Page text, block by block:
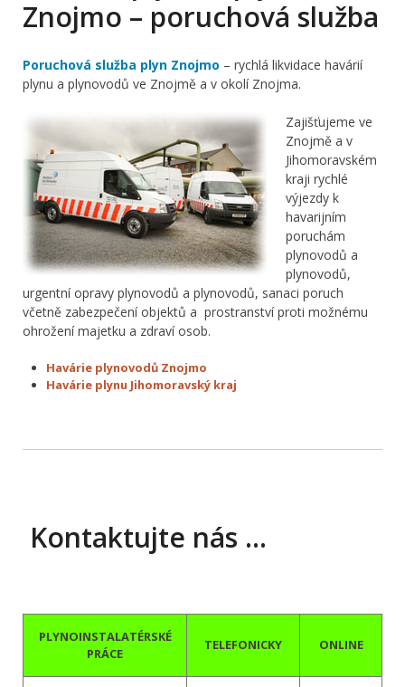
Znojmo – poruchová služba
Poruchová služba plyn Znojmo – rychlá likvidace havárií
plynu a plynovodů ve Znojmě a v okolí Znojma.
Zajišťujeme ve
Znojmě a v
Jihomoravském
kraji rychlé
výjezdy k
havarijním
poruchám
plynovodů a
plynovodů,
urgentní opravy plynovodů a plynovodů, sanaci poruch
včetně zabezpečení objektů a prostranství proti možnému
ohrožení majetku a zdraví osob.
Havárie plynovodů Znojmo
Havárie plynu Jihomoravský kraj
Kontaktujte nás …
PLYNOINSTALATÉRSKÉ
PRÁCE
TELEFONICKY ONLINE